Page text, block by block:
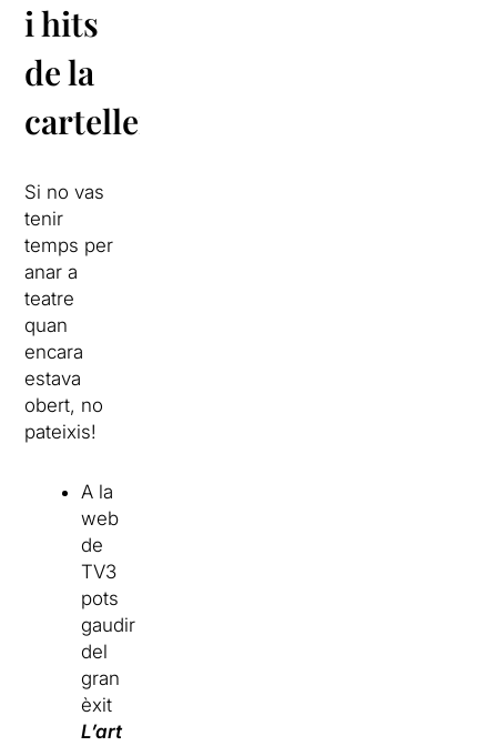
i hits
de la
cartellera
Si no vas
tenir
temps per
anar a
teatre
quan
encara
estava
obert, no
pateixis!
A la
web
de
TV3
pots
gaudir
del
gran
èxit
L’art